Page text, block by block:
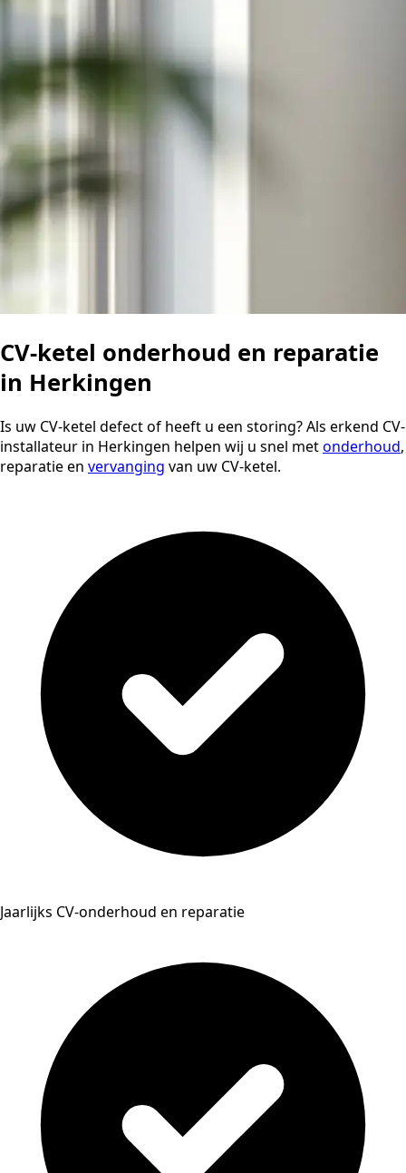
CV-ketel onderhoud en reparatie
in Herkingen
Is uw CV-ketel defect of heeft u een storing? Als erkend CV-
installateur in Herkingen helpen wij u snel metonderhoud,
reparatie en vervanging van uw CV-ketel.
Jaarlijks CV-onderhoud en reparatie